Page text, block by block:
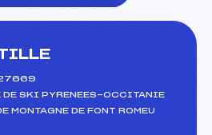
DE SKI PYRENEES-OCCITANIE
MONTAGNE DE FONT ROMEU